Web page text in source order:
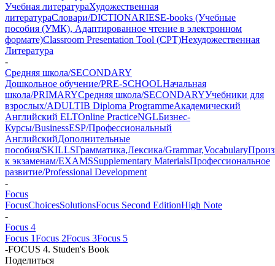
Учебная литератураХудожественная
литератураСловари/DICTIONARIESE-books (Учебные
пособия (УМК), Адаптированное чтение в электронном
формате)Classroom Presentation Tool (CPT)Нехудожественная
Литература
-
Средняя школа/SECONDARY
Дошкольное обучение/PRE-SCHOOLНачальная
школа/PRIMARYСредняя школа/SECONDARYУчебники для
взрослых/ADULTIB Diploma ProgrammeАкадемический
Английский ELTOnline PracticeNGLБизнес-
Курсы/BusinessESP/Профессиональный
АнглийскийДополнительные
пособия/SKILLSГрамматика,Лексика/Grammar,Vocabulary
к экзаменам/EXAMSSupplementary MaterialsПрофессиональное
развитие/Professional Development
-
Focus
FocusChoicesSolutionsFocus Second EditionHigh Note
-
Focus 4
Focus 1Focus 2Focus 3Focus 5
-FOCUS 4. Studen's Book
Поделиться